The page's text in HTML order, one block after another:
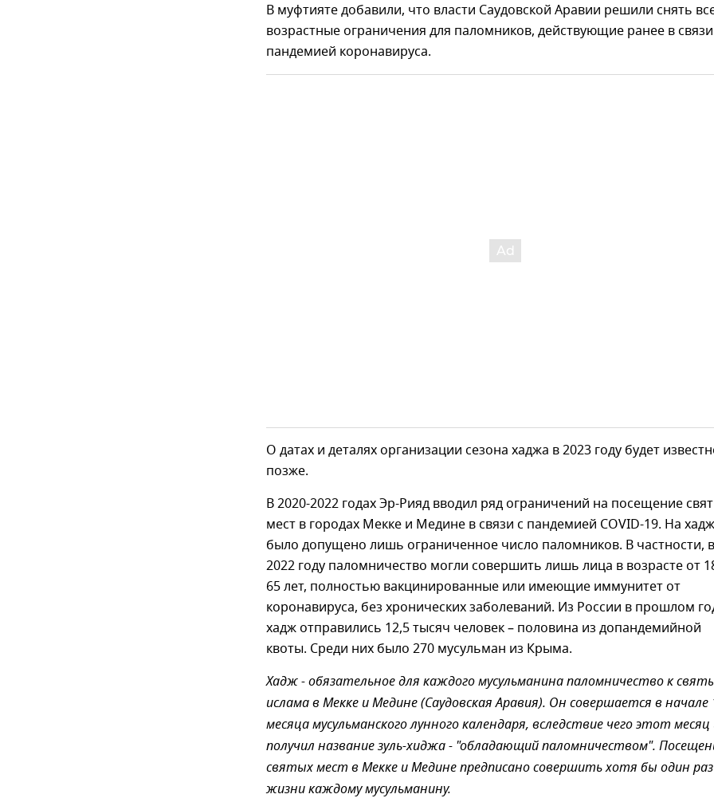
В муфтияте добавили, что власти Саудовской Аравии решили снять
возрастные ограничения для паломников, действующие ранее в
пандемией коронавируса.
О датах и деталях организации сезона хаджа в 2023 году будет
позже.
В 2020-2022 годах Эр-Рияд вводил ряд ограничений на посещение
мест в городах Мекке и Медине в связи с пандемией COVID-19. На хадж
было допущено лишь ограниченное число паломников. В частности, в
2022 году паломничество могли совершить лишь лица в возрасте от
65 лет, полностью вакцинированные или имеющие иммунитет от
коронавируса, без хронических заболеваний. Из России в прошлом
хадж отправились 12,5 тысяч человек – половина из допандемийной
квоты. Среди них было 270 мусульман из Крыма.
Хадж - обязательное для каждого мусульманина паломничество к
ислама в Мекке и Медине (Саудовская Аравия). Он совершается в начале
месяца мусульманского лунного календаря, вследствие чего этот месяц
получил название зуль-хиджа - "обладающий паломничеством".
святых мест в Мекке и Медине предписано совершить хотя бы один
жизни каждому мусульманину.